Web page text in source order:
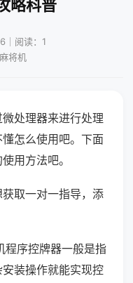
略科普
｜阅读：1
将机
处理器来进行处理
怎么使用吧。下面
用方法吧。
取一对一指导，添
程序控牌器一般是指
装操作就能实现控